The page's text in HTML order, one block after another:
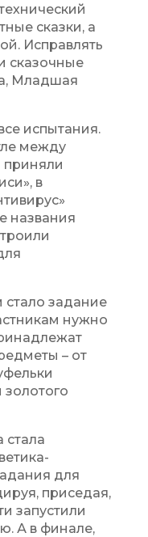
сказки, а
Исправлять
сказочные
Младшая
испытания.
между
в
названия
задание
нужно
– от
стала
для
приседая,
запустили
А в финале,